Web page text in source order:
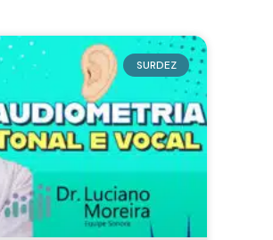
SURDEZ